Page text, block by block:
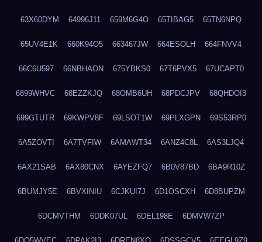
63X60DYM 64996J11 659M6G4O 65TIBAG5 65TN6NPQ
65UV4E1K 660K94O5 663467JW 664ESOLH 664FNVV4
66C6U597 66NBHAON 675YBKS0 67T6PVX5 67UCAPT0
6899WHVC 68EZZKJQ 68OMB6UH 68PDCJPV 68QHDOI3
699GTUTR 69KWPV8F 69LSOT1W 69PLXGPN 69S53RP0
6A5ZOVTI 6A7TVFIW 6AMAWT34 6ANZ4C8L 6AS3LJQ4
6AX21SAB 6AX80CNX 6AYEZFQ7 6B0V87BD 6BA9R10Z
6BUMJY5E 6BVXINIU 6CJKUI7J 6D1OSCXH 6D8BUPZM
6DCMVTHM 6DDK07UL 6DEL198E 6DMVW7ZP